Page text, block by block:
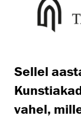
Sellel
vahel,